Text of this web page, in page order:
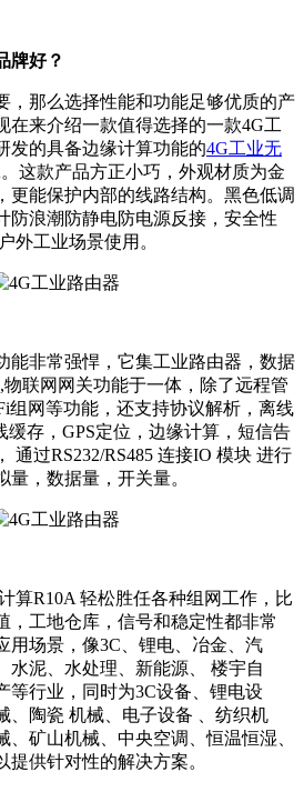
牌好？
，那么选择性能和功能足够优质的产
在来介绍一款值得选择的一款4G工
发的具备边缘计算功能的4G工业无
这款产品方正小巧，外观材质为金
更能保护内部的线路结构。黑色低调
防浪潮防静电防电源反接，安全性
外工业场景使用。
能非常强悍，它集工业路由器，数据
联网网关功能于一体，除了远程管
组网等功能，还支持协议解析，离线
存，GPS定位，边缘计算，短信告
通过RS232/RS485 连接IO 模块 进行
，数据量，开关量。
算R10A 轻松胜任各种组网工作，比
，工地仓库，信号和稳定性都非常
用场景，像3C、锂电、冶金、汽
水泥、水处理、新能源、 楼宇自
等行业，同时为3C设备、锂电设
、陶瓷 机械、电子设备 、纺织机
矿山机械、中央空调、恒温恒湿、
供针对性的解决方案。